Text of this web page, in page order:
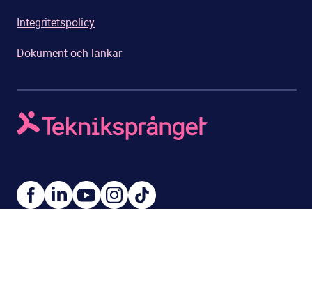
Integritetspolicy
Dokument och länkar